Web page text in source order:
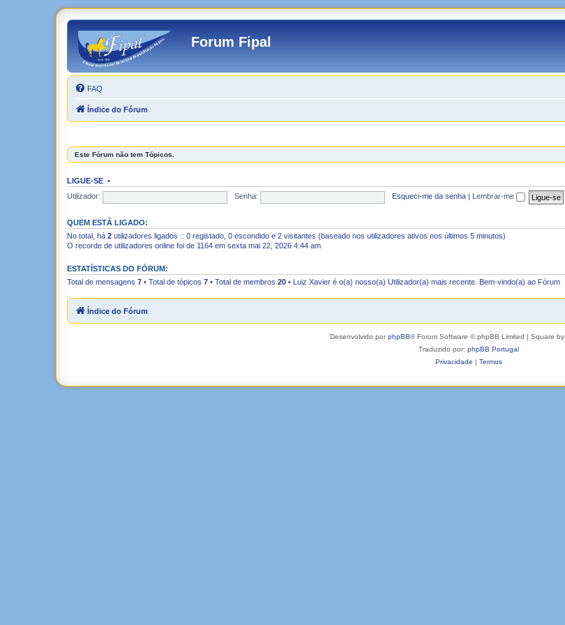
Forum Fipal
FAQ
Índice do Fórum
Este Fórum não tem Tópicos.
LIGUE-SE •
Utilizador:
Senha: Esqueci-me da senha Lembrar-me
QUEM ESTÁ LIGADO:
No total, há 2 utilizadores ligados :: 0 registado, 0 escondido e 2 visitantes (baseado nos utilizadores ativos nos últimos 5 minutos)
O recorde de utilizadores online foi de 1164 em sexta mai 22, 2026 4:44 am
ESTATÍSTICAS DO FÓRUM:
Total de mensagens 7 • Total de tópicos 7 • Total de membros 20 • Luiz Xavier é o(a) nosso(a) Utilizador(a) mais recente. Bem-vindo(a) ao Fórum
Índice do Fórum
Desenvolvido porphpBB® Forum Software © phpBB Limited | Square by
Traduzido por: phpBB Portugal
Privacidade | Termos